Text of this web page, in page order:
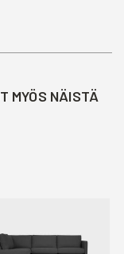
MYÖS NÄISTÄ